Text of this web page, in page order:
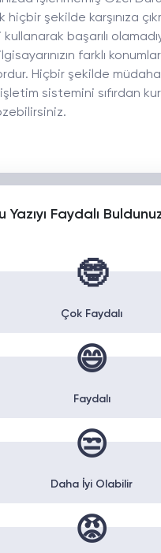
hiçbir şekilde karşınıza
başarılı
farklı
Hiçbir şekilde
sistemini sıfırdan
Yazıyı Faydalı
🤓
Çok Faydalı
😄
Faydalı
😒
Daha İyi Olabilir
😡